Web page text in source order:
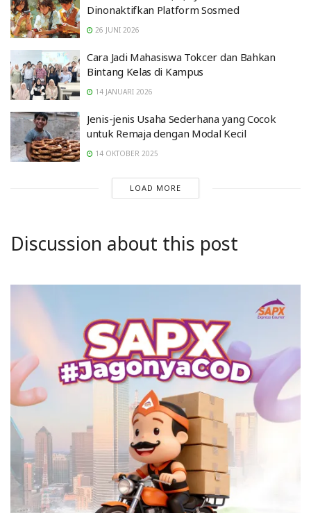
Dinonaktifkan Platform Sosmed
26 JUNI 2026
Cara Jadi Mahasiswa Tokcer dan Bahkan
Bintang Kelas di Kampus
14 JANUARI 2026
Jenis-jenis Usaha Sederhana yang Cocok
untuk Remaja dengan Modal Kecil
14 OKTOBER 2025
LOAD MORE
Discussion about this post